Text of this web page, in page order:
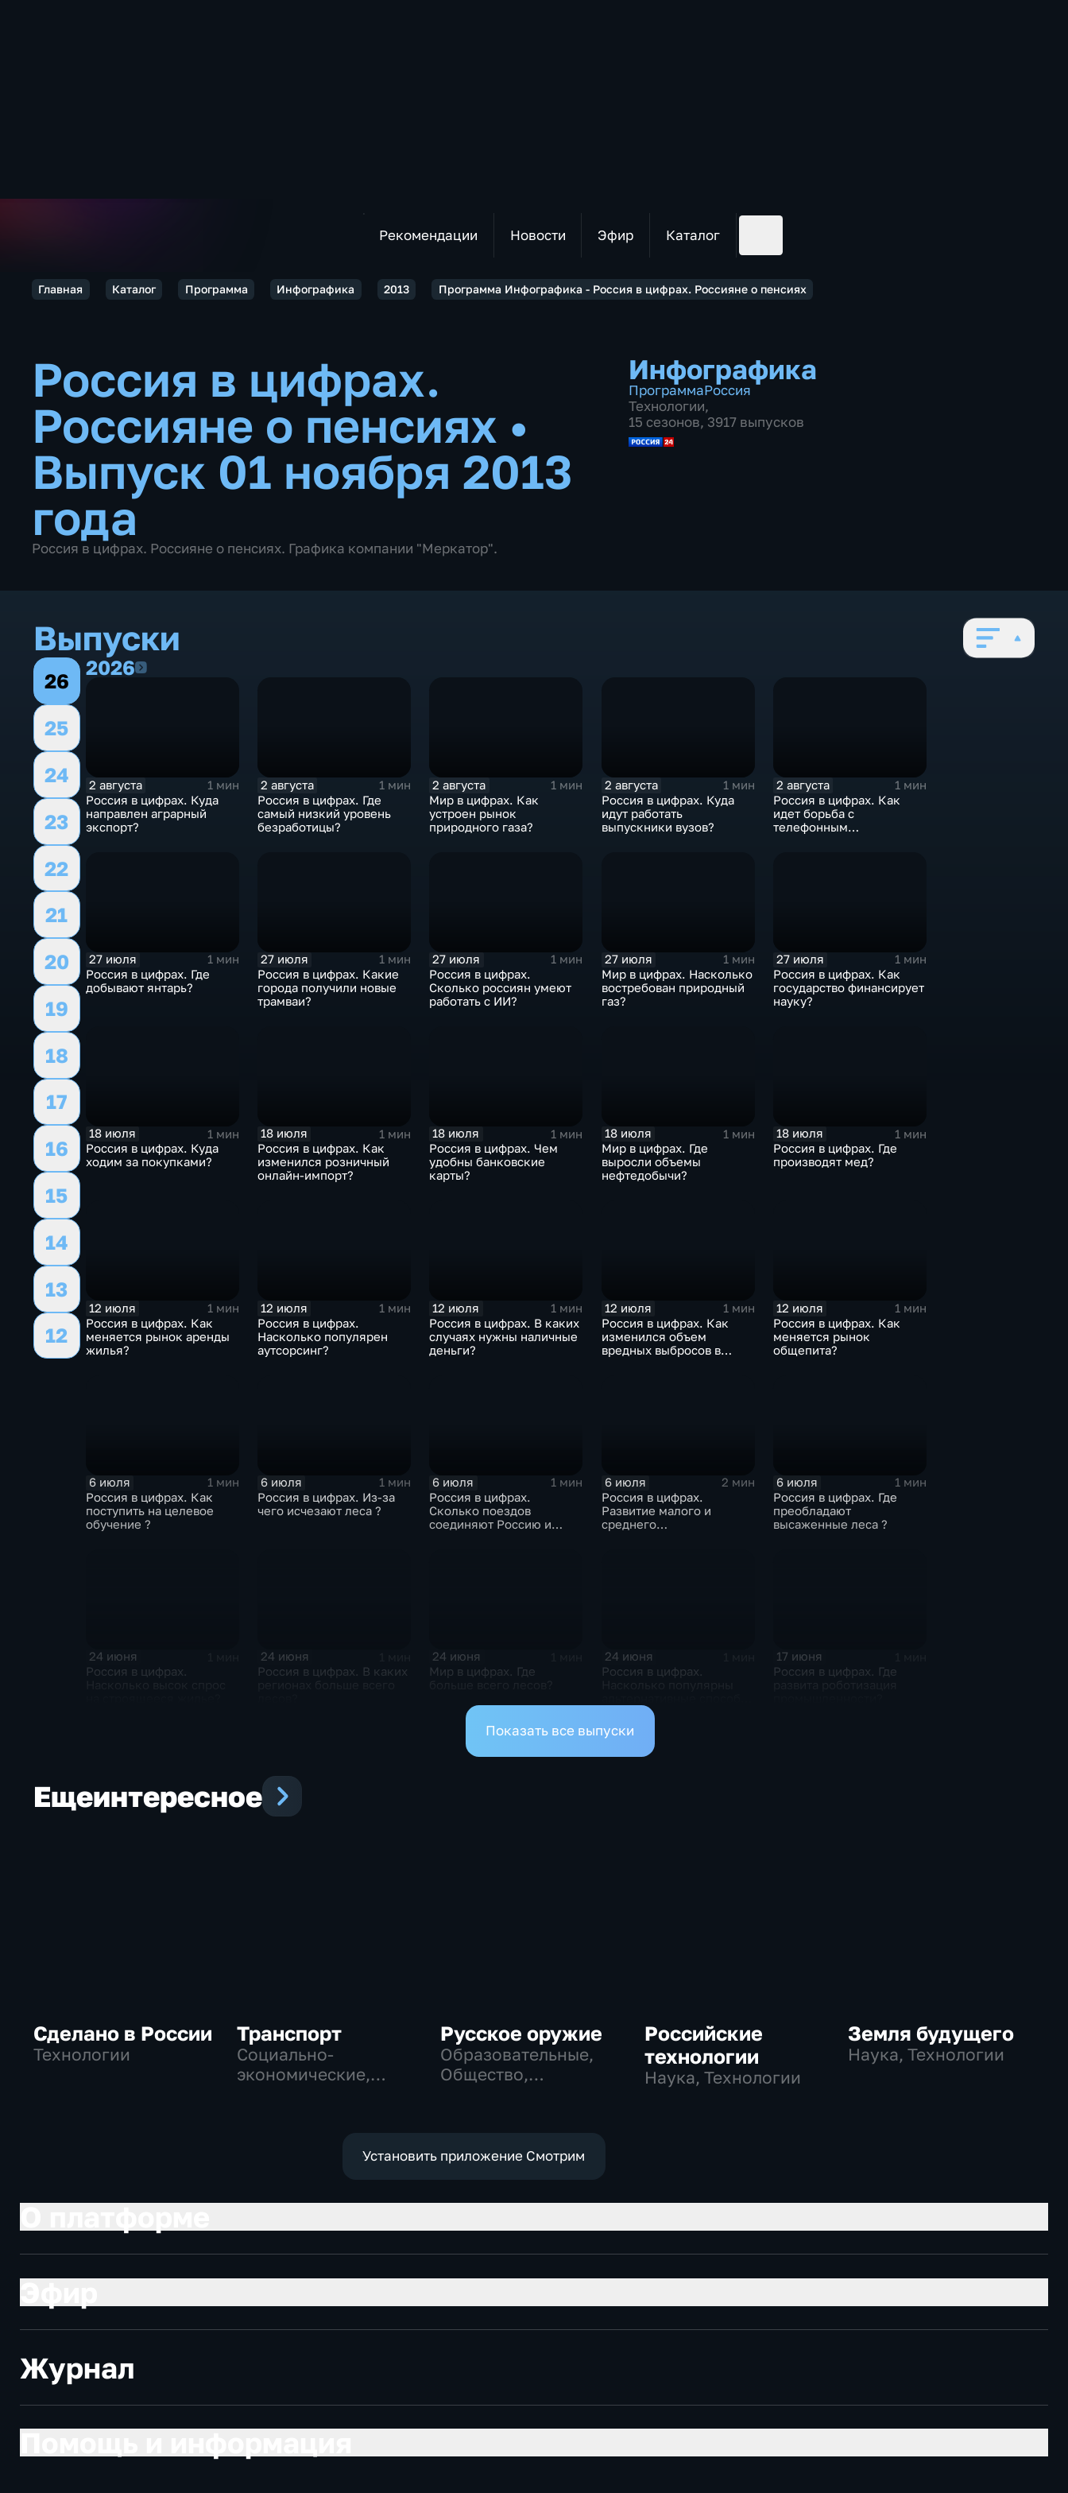
Рекомендации Новости Эфир Каталог
Главная Каталог Программа Инфографика 2013 Программа Инфографика - Россия в цифрах. Россияне о пенсиях
Россия в цифрах.
Россияне о пенсиях •
Выпуск 01 ноября 2013
года
Россия в цифрах. Россияне о пенсиях. Графика компании "Меркатор".
Инфографика
ПрограммаРоссия
Технологии,
15 сезонов, 3917 выпусков
Выпуски
26
25
24
23
22
21
20
19
18
17
16
15
14
13
12
20262026
2 августа
1 мин
Россия в цифрах. Куда
направлен аграрный
экспорт?
2 августа
1 мин
Россия в цифрах. Где
самый низкий уровень
безработицы?
2 августа
1 мин
Мир в цифрах. Как
устроен рынок
природного газа?
2 августа
1 мин
Россия в цифрах. Куда
идут работать
выпускники вузов?
2 августа
1 мин
Россия в цифрах. Как
идет борьба с
телефонным
27 июля
1 мин
Россия в цифрах. Где
добывают янтарь?
27 июля
1 мин
Россия в цифрах. Какие
города получили новые
трамваи?
27 июля
1 мин
Россия в цифрах.
Сколько россиян умеют
работать с ИИ?
27 июля
1 мин
Мир в цифрах. Насколько
востребован природный
газ?
27 июля
1 мин
Россия в цифрах. Как
государство финансирует
науку?
18 июля
1 мин
Россия в цифрах. Куда
ходим за покупками?
18 июля
1 мин
Россия в цифрах. Как
изменился розничный
онлайн-импорт?
18 июля
1 мин
Россия в цифрах. Чем
удобны банковские
карты?
18 июля
1 мин
Мир в цифрах. Где
выросли объемы
нефтедобычи?
18 июля
1 мин
Россия в цифрах. Где
производят мед?
12 июля
1 мин
Россия в цифрах. Как
меняется рынок аренды
жилья?
12 июля
1 мин
Россия в цифрах.
Насколько популярен
аутсорсинг?
12 июля
1 мин
Россия в цифрах. В каких
случаях нужны наличные
деньги?
12 июля
1 мин
Россия в цифрах. Как
изменился объем
вредных выбросов в
12 июля
1 мин
Россия в цифрах. Как
меняется рынок
общепита?
6 июля
1 мин
Россия в цифрах. Как
поступить на целевое
обучение ?
6 июля
1 мин
Россия в цифрах. Из-за
чего исчезают леса ?
6 июля
1 мин
Россия в цифрах.
Сколько поездов
соединяют Россию и
6 июля
2 мин
Россия в цифрах.
Развитие малого и
среднего
6 июля
1 мин
Россия в цифрах. Где
преобладают
высаженные леса ?
24 июня
Россия в цифрах.
24 июня
Россия в цифрах. В каких
24 июня
Мир в цифрах. Где
24 июня
Россия в цифрах.
оплаты?
17 июня
Россия в цифрах. Где
Показать все выпуски
Ещеинтересное
Сделано в России
Технологии
Транспорт
Социально-
экономические,
Русское оружие
Образовательные,
Общество,
Российские
технологии
Наука, Технологии
Земля будущего
Наука, Технологии
Установить приложение Смотрим
Журнал